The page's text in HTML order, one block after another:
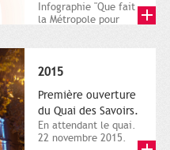
Infographie "Que fait
la Métropole pour
2015
Première ouverture
du Quai des Savoirs.
En attendant le quai.
22 novembre 2015.